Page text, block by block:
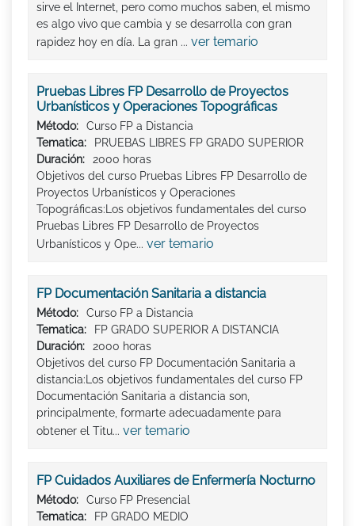
sirve el Internet, pero como muchos saben, el mismo
es algo vivo que cambia y se desarrolla con gran
rapidez hoy en día. La gran ... ver temario
Pruebas Libres FP Desarrollo de Proyectos
Urbanísticos y Operaciones Topográficas
Método:
Curso FP a Distancia
Tematica:
PRUEBAS LIBRES FP GRADO SUPERIOR
Duración:
2000 horas
Objetivos del curso Pruebas Libres FP Desarrollo de
Proyectos Urbanísticos y Operaciones
Topográficas:Los objetivos fundamentales del curso
Pruebas Libres FP Desarrollo de Proyectos
Urbanísticos y Ope... ver temario
FP Documentación Sanitaria a distancia
Método:
Curso FP a Distancia
Tematica:
FP GRADO SUPERIOR A DISTANCIA
Duración:
2000 horas
Objetivos del curso FP Documentación Sanitaria a
distancia:Los objetivos fundamentales del curso FP
Documentación Sanitaria a distancia son,
principalmente, formarte adecuadamente para
obtener el Titu... ver temario
FP Cuidados Auxiliares de Enfermería Nocturno
Método:
Curso FP Presencial
Tematica:
FP GRADO MEDIO